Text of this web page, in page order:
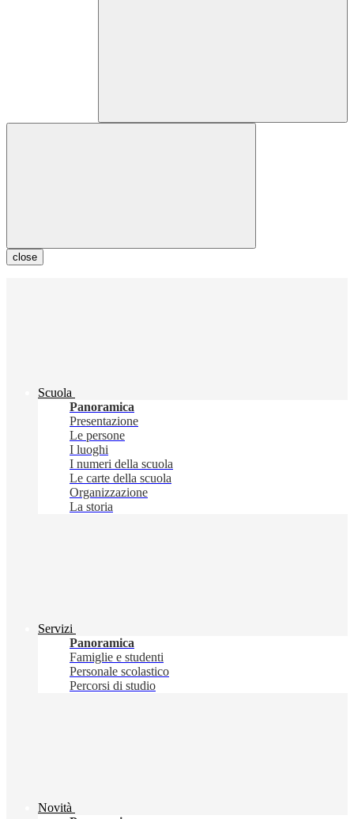
close
Scuola
Panoramica
Presentazione
Le persone
I luoghi
I numeri della scuola
Le carte della scuola
Organizzazione
La storia
Servizi
Panoramica
Famiglie e studenti
Personale scolastico
Percorsi di studio
Novità